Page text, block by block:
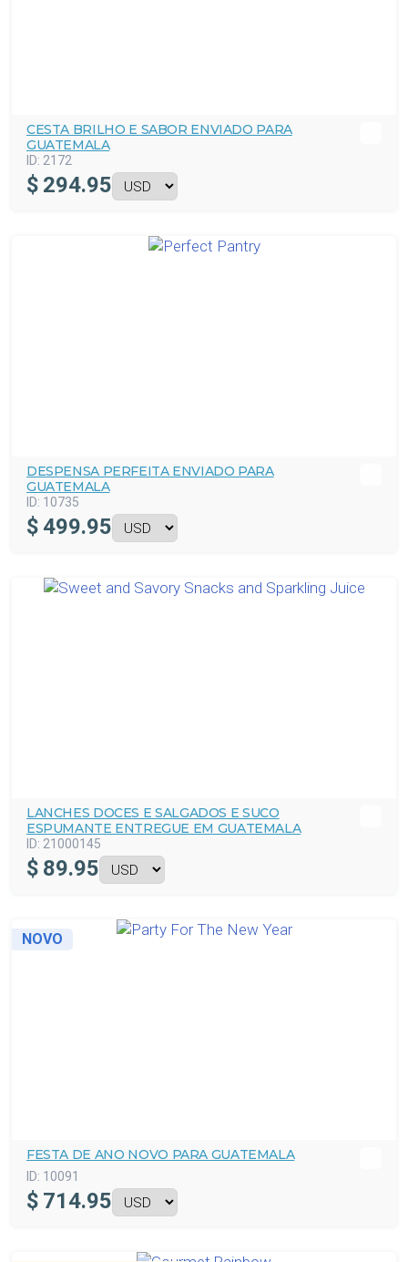
CESTA BRILHO E SABOR ENVIADO PARA
GUATEMALA
ID: 2172
$ 294.95
DESPENSA PERFEITA ENVIADO PARA
GUATEMALA
ID: 10735
$ 499.95
LANCHES DOCES E SALGADOS E SUCO
ESPUMANTE ENTREGUE EM GUATEMALA
ID: 21000145
$ 89.95
NOVO
FESTA DE ANO NOVO PARA GUATEMALA
ID: 10091
$ 714.95